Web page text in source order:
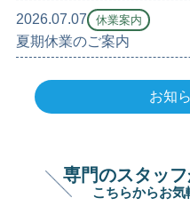
2026.07.07 休業案内
夏期休業のご案内
お知
専門のスタッ
こちらからお